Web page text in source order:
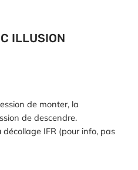
ILLUSION
de monter, la
de descendre.
IFR (pour info, pas